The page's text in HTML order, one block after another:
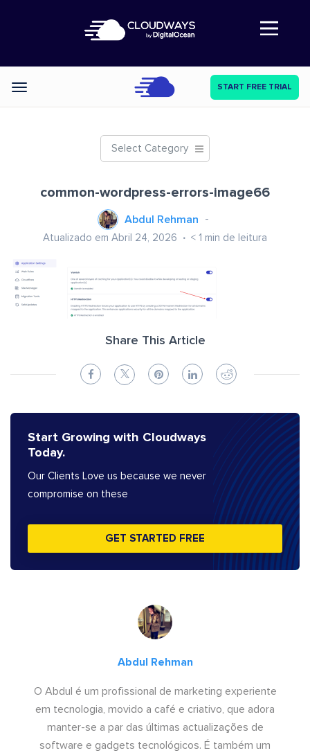
Abre a navegação
Categories START FREE TRIAL
Select Category
common-wordpress-errors-image66
Abdul Rehman
Atualizado em Abril 24, 2026 < 1 min de leitura
Share This Article
Start Growing with Cloudways
Today.
Our Clients Love us because we never
compromise on these
GET STARTED FREE
Abdul Rehman
O Abdul é um profissional de marketing experiente
em tecnologia, movido a café e criativo, que adora
manter-se a par das últimas actualizações de
software e gadgets tecnológicos. É também um